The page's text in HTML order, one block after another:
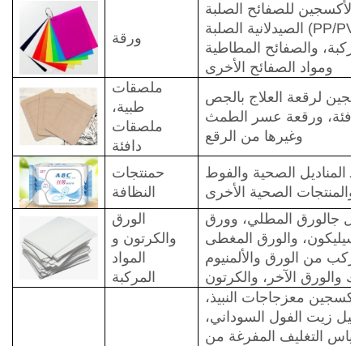
ورقة
للصفائح الصلبة
الصيدلانية الصلبة (PP/PVC/PTP، وما إلى ذلك)،
والصفائح المطاطية
ومواد الصفائح الأخرى
ملصقات
طبية،
ملصقات
دافئة
لرقعة العلاج بالجص
ورقعة عسر الطمث
وغيرها من الرقع
حمنتجات
النظافة
المناديل الصحية والفوط
والمنتجات الصحية الأخرى
الورق
والكرتون و
المواد
المركبة
ل جالورق المطلي، وورق
والورق المغطى
من الورق والألمنيوم
والورق الآخر، والكرتون
معزجاجات النبيذ،
زيت الفول السوداني،
التغليف المفرغة من